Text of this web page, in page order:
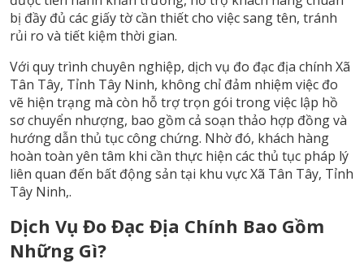
bị đầy đủ các giấy tờ cần thiết cho việc sang tên, tránh
rủi ro và tiết kiệm thời gian.
Với quy trình chuyên nghiệp, dịch vụ đo đạc địa chính Xã
Tân Tây, Tỉnh Tây Ninh, không chỉ đảm nhiệm việc đo
vẽ hiện trạng mà còn hỗ trợ trọn gói trong việc lập hồ
sơ chuyển nhượng, bao gồm cả soạn thảo hợp đồng và
hướng dẫn thủ tục công chứng. Nhờ đó, khách hàng
hoàn toàn yên tâm khi cần thực hiện các thủ tục pháp lý
liên quan đến bất động sản tại khu vực Xã Tân Tây, Tỉnh
Tây Ninh,.
Dịch Vụ Đo Đạc Địa Chính Bao Gồm
Những Gì?